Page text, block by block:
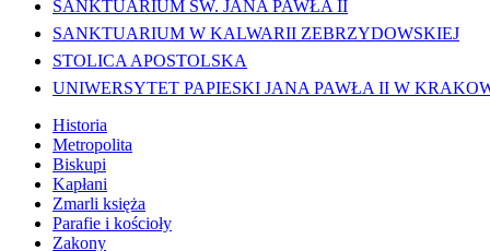
SANKTUARIUM ŚW. JANA PAWŁA II
SANKTUARIUM W KALWARII ZEBRZYDOWSKIEJ
STOLICA APOSTOLSKA
UNIWERSYTET PAPIESKI JANA PAWŁA II W
Historia
Metropolita
Biskupi
Kapłani
Zmarli księża
Parafie i kościoły
Zakony